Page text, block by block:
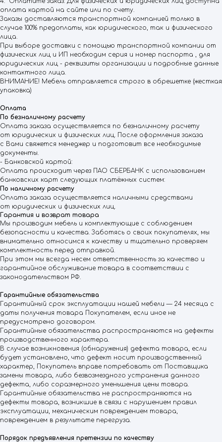
оплата картой на сайте или по счету.
Заказы доставляются транспортной компанией только в
случае 100% предоплаты, как юридического, так и физического
лица.
При выборе доставки с помощью транспортной компании от
физических лиц и ИП необходим серия и номер паспорта , для
юридических лиц - реквизиты организации и подробные данные
контактного лица.
ВНИМАНИЕ! Мебель отправляется строго в обрешетке (жесткая
упаковка)
Оплата
По безналичному расчету
Оплата заказа осуществляется по безналичному расчету
от юридических и физических лиц. После оформления заказа
с Вами свяжется менеджер и подготовит все необходимые
документы.
- Банковской картой:
Оплата происходит через ПАО СБЕРБАНК с использованием
банковских карт следующих платёжных систем:
По наличному расчету
Оплата заказа осуществляется наличными средствами
от юридических и физических лиц.
Гарантия и возврат товара
Мы производим мебель и комплектующие c соблюдением
безопасности и качества. Заботясь о своих покупателях, мы
внимательно относимся к качеству и тщательно проверяем
комплектность перед отправкой.
При этом мы всегда несем ответственность за качество и
гарантийное обслуживание товара в соответствии с
законодательством РФ.
Гарантийные обязательства
Гарантийный срок эксплуатации нашей мебели — 24 месяца с
даты получения товара Покупателем, если иное не
предусмотрено договором.
Гарантийные обязательства распространяются на дефекты
производственного характера.
В случае возникновения (обнаружения) дефекта товара, если
будет установлено, что дефект носит производственный
характер, Покупатель вправе потребовать от Поставщика
замены товара, либо безвозмездного устранения данного
дефекта, либо соразмерного уменьшения цены товара.
Гарантийные обязательства не распространяются на
дефекты товара, возникшие в связи с нарушением правил
эксплуатации, механическим повреждением товара,
повреждением в результате перегруза.
Порядок предъявления претензии по качеству